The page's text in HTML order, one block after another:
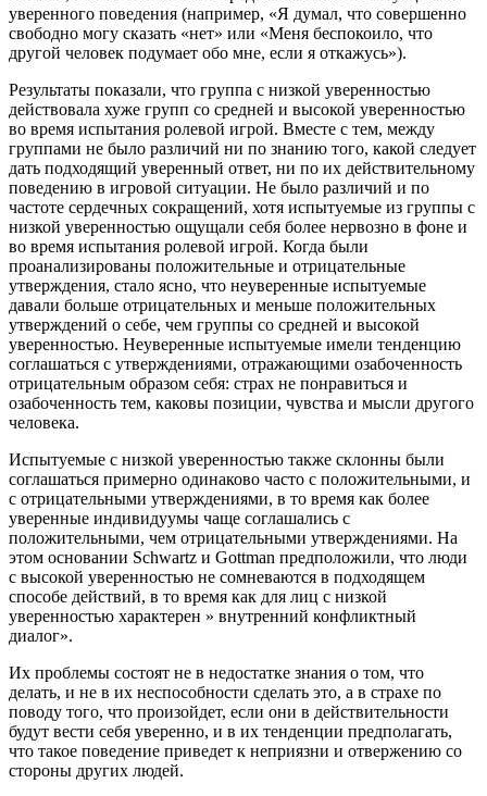
уверенного поведения (например, «Я думал, что совершенно
свободно могу сказать «нет» или «Меня беспокоило, что
другой человек подумает обо мне, если я откажусь»).
Результаты показали, что группа с низкой уверенностью
действовала хуже групп со средней и высокой уверенностью
во время испытания ролевой игрой. Вместе с тем, между
группами не было различий ни по знанию того, какой следует
дать подходящий уверенный ответ, ни по их действительному
поведению в игровой ситуации. Не было различий и по
частоте сердечных сокращений, хотя испытуемые из группы с
низкой уверенностью ощущали себя более нервозно в фоне и
во время испытания ролевой игрой. Когда были
проанализированы положительные и отрицательные
утверждения, стало ясно, что неуверенные испытуемые
давали больше отрицательных и меньше положительных
утверждений о себе, чем группы со средней и высокой
уверенностью. Неуверенные испытуемые имели тенденцию
соглашаться с утверждениями, отражающими озабоченность
отрицательным образом себя: страх не понравиться и
озабоченность тем, каковы позиции, чувства и мысли другого
человека.
Испытуемые с низкой уверенностью также склонны были
соглашаться примерно одинаково часто с положительными, и
с отрицательными утверждениями, в то время как более
уверенные индивидуумы чаще соглашались с
положительными, чем отрицательными утверждениями. На
этом основании Schwartz и Gottman предположили, что люди
с высокой уверенностью не сомневаются в подходящем
способе действий, в то время как для лиц с низкой
уверенностью характерен » внутренний конфликтный
диалог».
Их проблемы состоят не в недостатке знания о том, что
делать, и не в их неспособности сделать это, а в страхе по
поводу того, что произойдет, если они в действительности
будут вести себя уверенно, и в их тенденции предполагать,
что такое поведение приведет к неприязни и отвержению со
стороны других людей.